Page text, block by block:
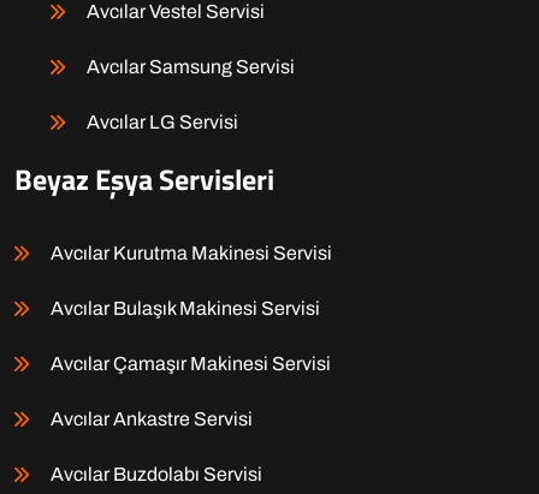
Avcılar Vestel Servisi
Avcılar Samsung Servisi
Avcılar LG Servisi
Beyaz Eşya Servisleri
Avcılar Kurutma Makinesi Servisi
Avcılar Bulaşık Makinesi Servisi
Avcılar Çamaşır Makinesi Servisi
Avcılar Ankastre Servisi
Avcılar Buzdolabı Servisi